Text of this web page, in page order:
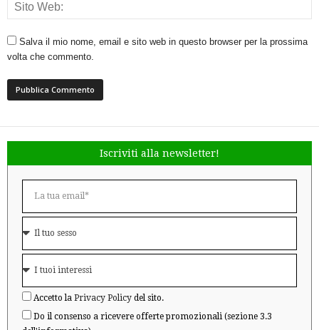
Salva il mio nome, email e sito web in questo browser per la prossima
volta che commento.
Iscriviti alla newsletter!
Accetto la Privacy Policy del sito.
Do il consenso a ricevere offerte promozionali (sezione 3.3